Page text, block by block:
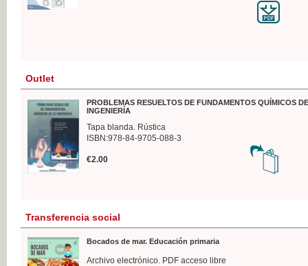
Outlet
PROBLEMAS RESUELTOS DE FUNDAMENTOS QUÍMICOS
INGENIERÍA
Tapa blanda. Rústica
ISBN:978-84-9705-088-3
€2.00
Transferencia social
Bocados de mar. Educación primaria
Archivo electrónico. PDF acceso libre